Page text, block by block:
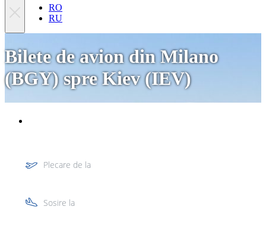
RO
RU
Bilete de avion din Milano
(BGY) spre Kiev (IEV)
Plecare de la
Sosire la